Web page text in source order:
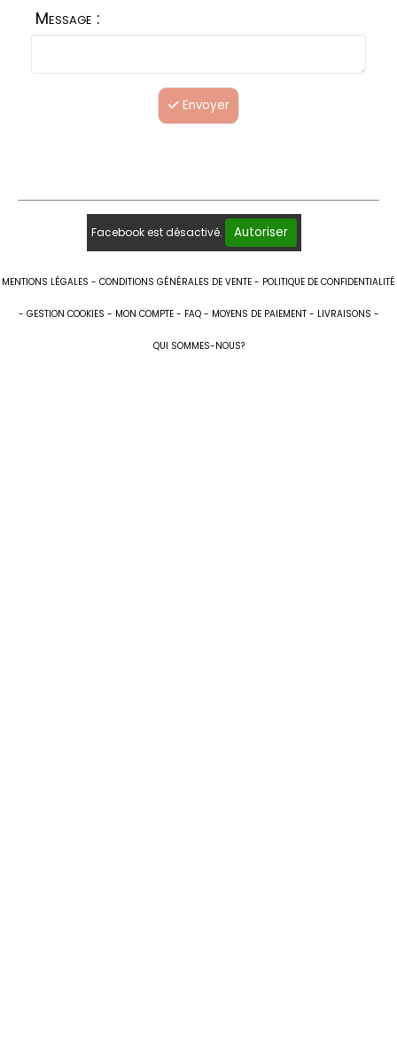
Message :
Envoyer
Facebook est désactivé. Autoriser
MENTIONS LÉGALES CONDITIONS GÉNÉRALES DE VENTE POLITIQUE DE CONFIDENTIALITÉ
GESTION COOKIES MON COMPTE FAQ MOYENS DE PAIEMENT LIVRAISONS
QUI SOMMES-NOUS?